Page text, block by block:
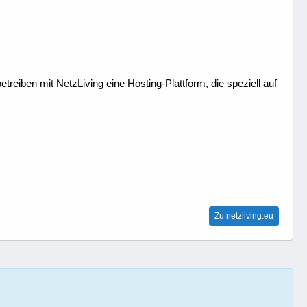
mit NetzLiving eine Hosting-Plattform, die speziell auf
Zu netzliving.eu